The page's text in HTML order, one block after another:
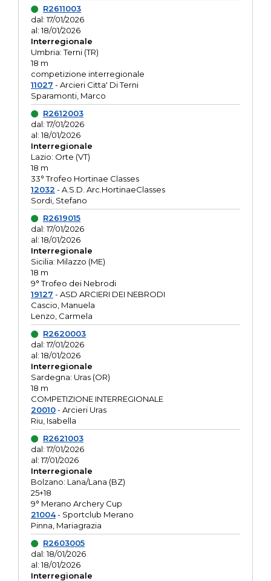
R2611003
dal: 17/01/2026
al: 18/01/2026
Interregionale
Umbria: Terni (TR)
18 m
competizione interregionale
11027 - Arcieri Citta' Di Terni
Sparamonti, Marco
R2612003
dal: 17/01/2026
al: 18/01/2026
Interregionale
Lazio: Orte (VT)
18 m
33° Trofeo Hortinae Classes
12032 - A.S.D. Arc.HortinaeClasses
Sordi, Stefano
R2619015
dal: 17/01/2026
al: 18/01/2026
Interregionale
Sicilia: Milazzo (ME)
18 m
9° Trofeo dei Nebrodi
19127 - ASD ARCIERI DEI NEBRODI
Cascio, Manuela
Lenzo, Carmela
R2620003
dal: 17/01/2026
al: 18/01/2026
Interregionale
Sardegna: Uras (OR)
18 m
COMPETIZIONE INTERREGIONALE
20010- Arcieri Uras
Riu, Isabella
R2621003
dal: 17/01/2026
al: 17/01/2026
Interregionale
Bolzano: Lana/Lana (BZ)
25+18
9° Merano Archery Cup
21004- Sportclub Merano
Pinna, Mariagrazia
R2603005
dal: 18/01/2026
al: 18/01/2026
Interregionale